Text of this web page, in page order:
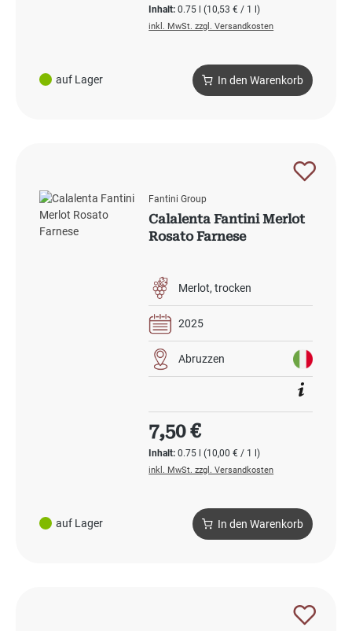
auf Lager
Inhalt:0.75 l(10,53 € / 1 l)
inkl. MwSt. zzgl. Versandkosten
In den Warenkorb
auf Lager
Fantini Group
Calalenta Fantini Merlot
Rosato Farnese
Merlot trocken
2025
Abruzzen
Inhalt:0.75 l(10,00 € / 1 l)
Regulärer Preis:
7,50 €
inkl. MwSt. zzgl. Versandkosten
In den Warenkorb